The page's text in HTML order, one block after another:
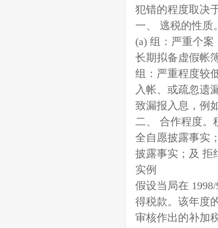
犯错的程度取决
一、 逃税的性质
(a) 组：严重个
长期拟备虚假帐
组：严重程度较
入帐、或疏忽遗
致漏报入息，例
二、 合作程度。
全自愿披露事实
披露事实；及 拒
实例
假设当局在
得税款。该年度
审核作出的补加